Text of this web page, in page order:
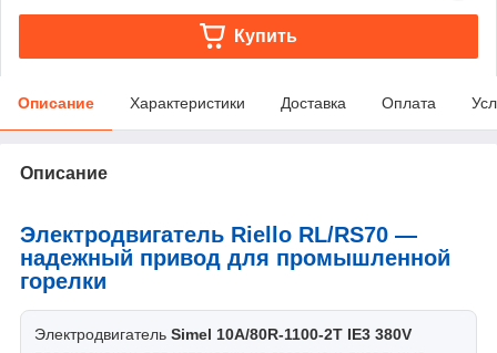
Купить
Описание Характеристики Доставка Оплата
Описание
Электродвигатель Riello RL/RS70 —
надежный привод для промышленной
горелки
Электродвигатель Simel 10A/80R-1100-2T IE3 380V